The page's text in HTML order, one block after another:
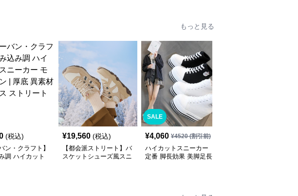
もっと見る
(税込)
ン・クラフト】
調 ハイカット
¥19,560 (税込)
【都会派ストリート】バ
スケットシューズ風スニ
SALE
¥4,060 ¥4520(割引前)
ハイカットスニーカー
定番 脚長効果 美脚足長